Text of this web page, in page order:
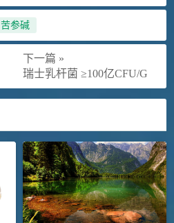
苦参碱
下一篇 »
瑞士乳杆菌 ≥100亿CFU/G